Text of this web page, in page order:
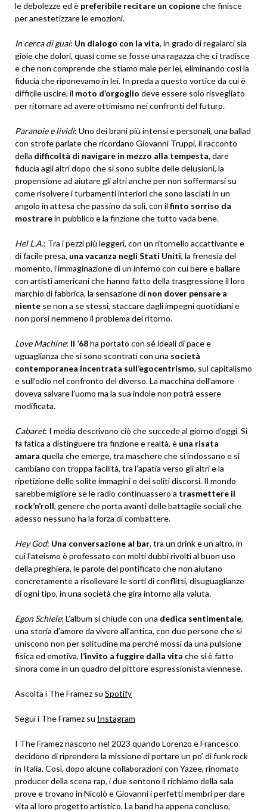
le debolezze ed è preferibile recitare un copioneche finisce
per anestetizzare le emozioni.
In cerca di guai: Un dialogo con la vita, in grado di regalarci sia
gioie che dolori, quasi come se fosse una ragazza che ci tradisce
e che non comprende che stiamo male per lei, eliminando così la
fiducia che riponevamo in lei. In preda a questo vortice da cui è
difficile uscire, il moto d’orgoglio deve essere solo risvegliato
per ritornare ad avere ottimismo nei confronti del futuro.
Paranoie e lividi: Uno dei brani più intensi e personali, una ballad
con strofe parlate che ricordano Giovanni Truppi, il racconto
della difficoltà di navigare in mezzo alla tempesta, dare
fiducia agli altri dopo che si sono subite delle delusioni, la
propensione ad aiutare gli altri anche per non soffermarsi su
come risolvere i turbamenti interiori che sono lasciati in un
angolo in attesa che passino da soli, con il finto sorriso da
mostrarein pubblico e la finzione che tutto vada bene.
Hel L.A.: Tra i pezzi più leggeri, con un ritornello accattivante e
di facile presa, una vacanza negli Stati Uniti, la frenesia del
momento, l’immaginazione di un inferno con cui bere e ballare
con artisti americani che hanno fatto della trasgressione il loro
marchio di fabbrica, la sensazione di non dover pensare a
niente se non a se stessi, staccare dagli impegni quotidiani e
non porsi nemmeno il problema del ritorno.
Love Machine: Il ’68ha portato con sé ideali di pace e
uguaglianza che si sono scontrati con una società
contemporanea incentrata sull’egocentrismo, sul capitalismo
e sull’odio nel confronto del diverso. La macchina dell’amore
doveva salvare l’uomo ma la sua indole non potrà essere
modificata.
Cabaret: I media descrivono ciò che succede al giorno d’oggi. Si
fa fatica a distinguere tra finzione e realtà, è una risata
amara quella che emerge, tra maschere che si indossano e si
cambiano con troppa facilità, tra l’apatia verso gli altri e la
ripetizione delle solite immagini e dei soliti discorsi. Il mondo
sarebbe migliore se le radio continuassero a trasmettere il
rock’n’roll, genere che porta avanti delle battaglie sociali che
adesso nessuno ha la forza di combattere.
Hey God: Una conversazione al bar, tra un drink e un altro, in
cui l’ateismo è professato con molti dubbi rivolti al buon uso
della preghiera, le parole del pontificato che non aiutano
concretamente a risollevare le sorti di conflitti, disuguaglianze
di ogni tipo, in una società che gira intorno alla valuta.
Egon Schiele: L’album si chiude con una dedica sentimentale,
una storia d’amore da vivere all’antica, con due persone che si
uniscono non per solitudine ma perché mossi da una pulsione
fisica ed emotiva, l’invito a fuggire dalla vita che si è fatto
sinora come in un quadro del pittore espressionista viennese.
Ascolta i The Framez su Spotify
Segui i The Framez su Instagram
I The Framez nascono nel 2023 quando Lorenzo e Francesco
decidono di riprendere la missione di portare un po’ di funk rock
in Italia. Così, dopo alcune collaborazioni con Yazee, rinomato
producer della scena rap, i due sentono il richiamo della sala
prove e trovano in Nicolò e Giovanni i perfetti membri per dare
vita al loro progetto artistico. La band ha appena concluso,